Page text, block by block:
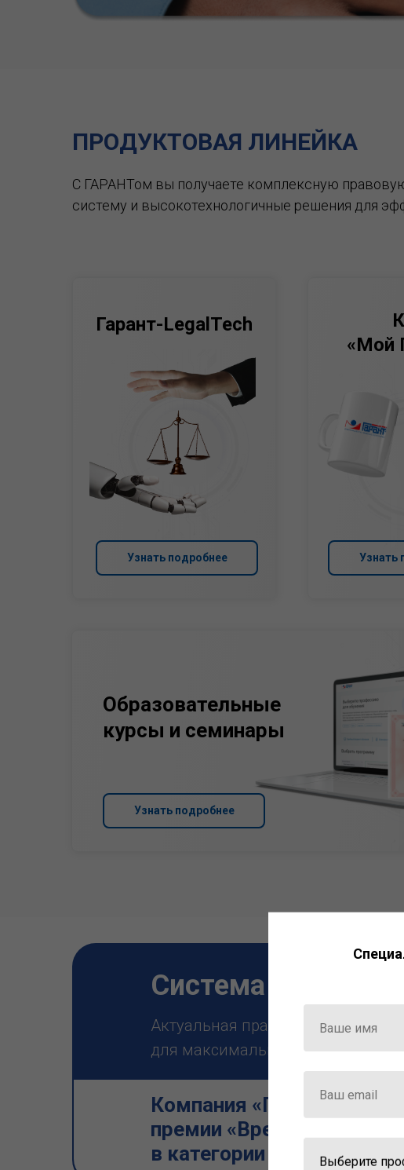
ПРОДУКТОВАЯ ЛИНЕЙКА
С ГАРАНТом вы получаете комплексную
систему и высокотехнологичные решения для
Узнать
«Мой
Узнать подробнее
Образовательные
курсы и семинары
Узнать подробнее
Гарант-LegalTech
Компания «Гарант» стала
премии «Время
в категории
Система ГАРАНТ
Актуальная правовая
для максимально эффективной